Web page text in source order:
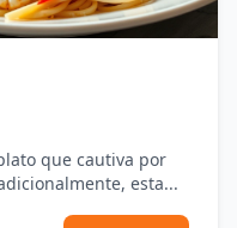
que cautiva por
esta...